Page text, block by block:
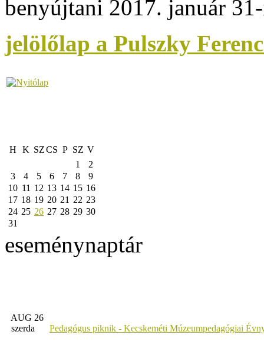
benyújtani 2017. január
jelölőlap a Pulszky
H K SZCS P SZ V
1
2
3
4 5 6 7 8
9
10 11 12 13 14 15 16
17 18 19 20 21 22 23
24 25 26 27 28 29 30
31
eseménynaptár
AUG 26
szerda
Pedagógus piknik - Kecskeméti Múzeumpedagógiai